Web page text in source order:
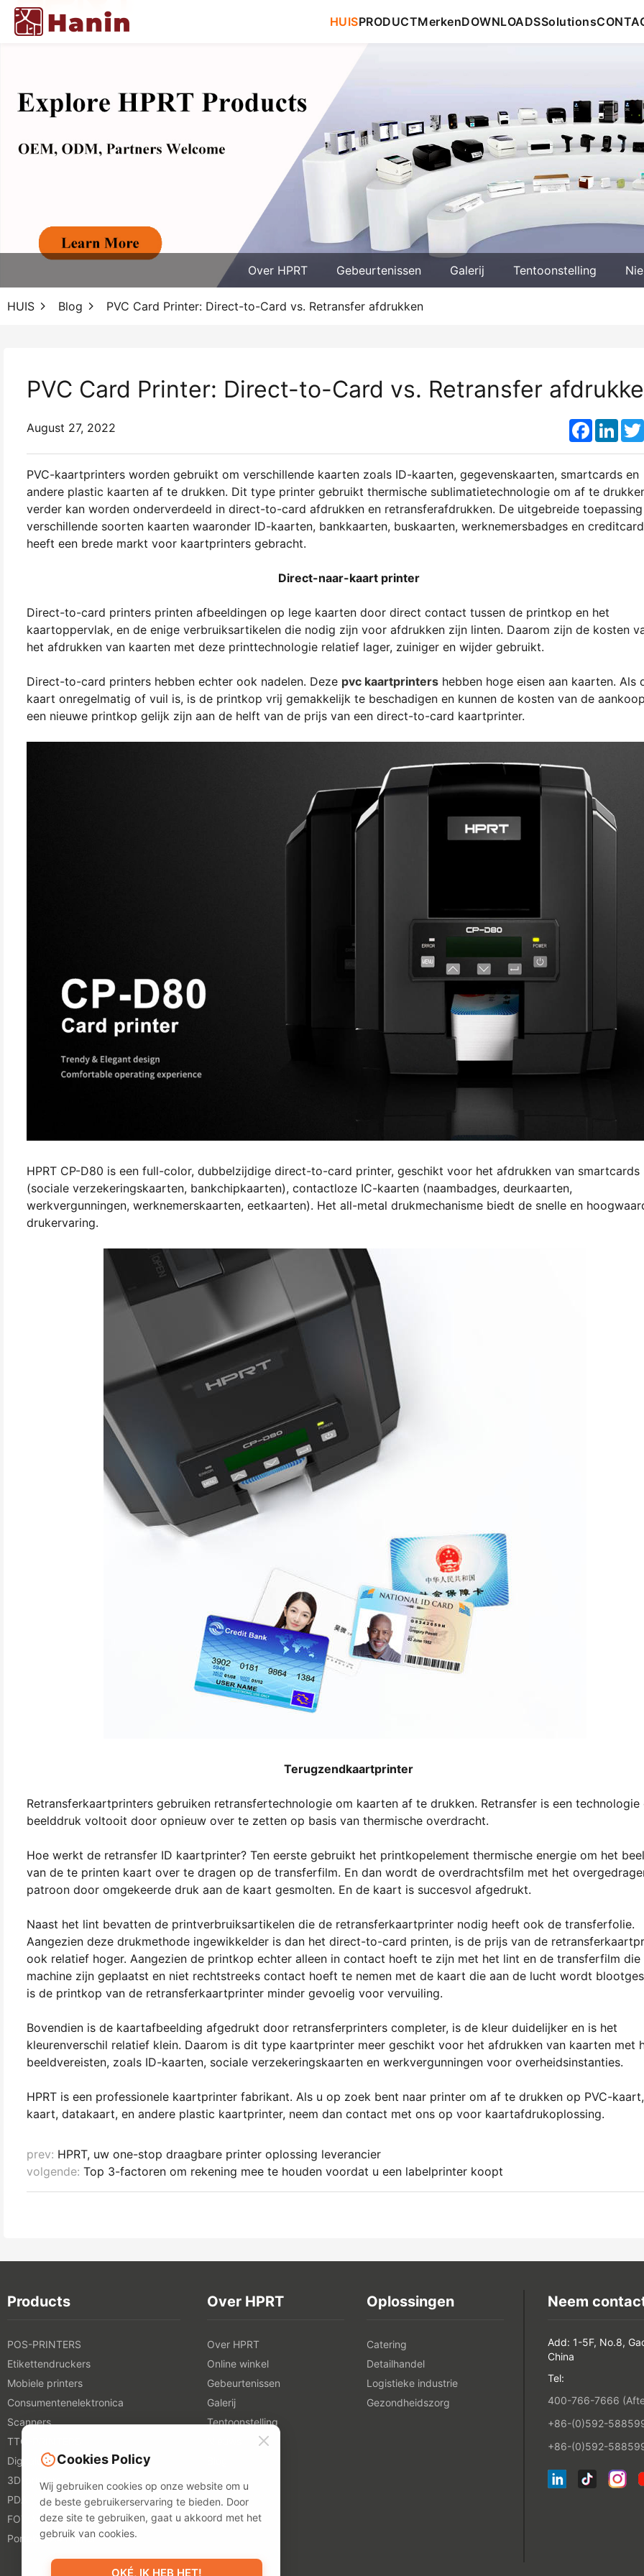
HUISPRODUCTMerkenDOWNLOADSSolutions
Over HPRT Gebeurtenissen Galerij Tentoonstelling
HUIS Blog PVC Card Printer: Direct-to-Card vs. Retransfer afdrukken
PVC Card Printer: Direct-to-Card vs. Retransfer
August 27, 2022
PVC-kaartprinters worden gebruikt om verschillende kaarten zoals ID-kaarten, gegevenskaarten, smartcards en
andere plastic kaarten af te drukken. Dit type printer gebruikt thermische sublimatietechnologie om af te
verder kan worden onderverdeeld in direct-to-card afdrukken en retransferafdrukken. De uitgebreide
verschillende soorten kaarten waaronder ID-kaarten, bankkaarten, buskaarten, werknemersbadges en
heeft een brede markt voor kaartprinters gebracht.
Direct-naar-kaart printer
Direct-to-card printers printen afbeeldingen op lege kaarten door direct contact tussen de printkop en het
kaartoppervlak, en de enige verbruiksartikelen die nodig zijn voor afdrukken zijn linten. Daarom zijn de kosten
het afdrukken van kaarten met deze printtechnologie relatief lager, zuiniger en wijder gebruikt.
Direct-to-card printers hebben echter ook nadelen. Deze pvc kaartprinters hebben hoge eisen aan kaarten. Als
kaart onregelmatig of vuil is, is de printkop vrij gemakkelijk te beschadigen en kunnen de kosten van de
een nieuwe printkop gelijk zijn aan de helft van de prijs van een direct-to-card kaartprinter.
HPRT CP-D80 is een full-color, dubbelzijdige direct-to-card printer, geschikt voor het afdrukken van smartcards
(sociale verzekeringskaarten, bankchipkaarten), contactloze IC-kaarten (naambadges, deurkaarten,
werkvergunningen, werknemerskaarten, eetkaarten). Het all-metal drukmechanisme biedt de snelle en
drukervaring.
Terugzendkaartprinter
Retransferkaartprinters gebruiken retransfertechnologie om kaarten af te drukken. Retransfer is een technologie
beelddruk voltooit door opnieuw over te zetten op basis van thermische overdracht.
Hoe werkt de retransfer ID kaartprinter? Ten eerste gebruikt het printkopelement thermische energie om het
van de te printen kaart over te dragen op de transferfilm. En dan wordt de overdrachtsfilm met het
patroon door omgekeerde druk aan de kaart gesmolten. En de kaart is succesvol afgedrukt.
Naast het lint bevatten de printverbruiksartikelen die de retransferkaartprinter nodig heeft ook de transferfolie.
Aangezien deze drukmethode ingewikkelder is dan het direct-to-card printen, is de prijs van de
ook relatief hoger. Aangezien de printkop echter alleen in contact hoeft te zijn met het lint en de transferfilm die
machine zijn geplaatst en niet rechtstreeks contact hoeft te nemen met de kaart die aan de lucht wordt
is de printkop van de retransferkaartprinter minder gevoelig voor vervuiling.
Bovendien is de kaartafbeelding afgedrukt door retransferprinters completer, is de kleur duidelijker en is het
kleurenverschil relatief klein. Daarom is dit type kaartprinter meer geschikt voor het afdrukken van kaarten met
beeldvereisten, zoals ID-kaarten, sociale verzekeringskaarten en werkvergunningen voor overheidsinstanties.
HPRT is een professionele kaartprinter fabrikant. Als u op zoek bent naar printer om af te drukken op PVC-
kaart, datakaart, en andere plastic kaartprinter, neem dan contact met ons op voor kaartafdrukoplossing.
prev: HPRT, uw one-stop draagbare printer oplossing leverancier
volgende: Top 3-factoren om rekening mee te houden voordat u een labelprinter koopt
Products
POS-PRINTERS
Etikettendruckers
Mobiele printers
Consumentenelektronica
Scanners
TTO-PRINTERS
Digitale textielprinters
3D-printers
PDA
FOTO PRINTERS
Portable A4 Printer
Over HPRT
Over HPRT
Online winkel
Gebeurtenissen
Galerij
Tentoonstelling
Oplossingen
Catering
Detailhandel
Logistieke industrie
Gezondheidszorg
Neem
Add: 1-5F, No.8,
China
Tel:
400-766-7666
+86-(0)592-
+86-(0)592-
Cookies Policy
Wij gebruiken cookies op onze website om u
de beste gebruikerservaring te bieden. Door
deze site te gebruiken, gaat u akkoord met het
gebruik van cookies.
OKÉ, IK HEB HET!